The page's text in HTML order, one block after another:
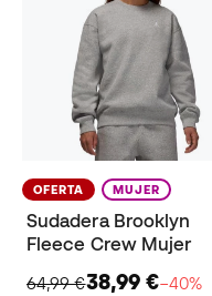
OFERTA MUJER
Sudadera Brooklyn
Fleece Crew Mujer
64,99 €38,99 €−40%